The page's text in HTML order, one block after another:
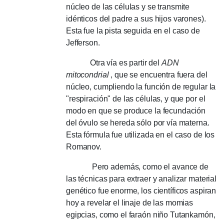
núcleo de las células y se transmite
idénticos del padre a sus hijos varones).
Esta fue la pista seguida en el caso de
Jefferson.
Otra vía es partir del ADN
mitocondrial, que se encuentra fuera del
núcleo, cumpliendo la función de regular la
"respiración" de las células, y que por el
modo en que se produce la fecundación
del óvulo se hereda sólo por vía materna.
Esta fórmula fue utilizada en el caso de los
Romanov.
Pero además, como el avance de
las técnicas para extraer y analizar material
genético fue enorme, los científicos aspiran
hoy a revelar el linaje de las momias
egipcias, como el faraón niño Tutankamón,